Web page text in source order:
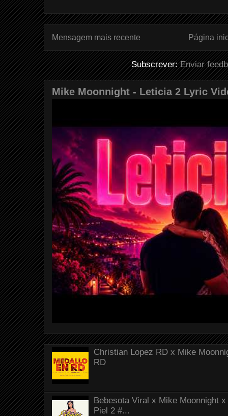
Mensagem mais recente Página
Subscrever:Enviar
Mike Moonnight - Leticia 2 Lyric
Christian Lopez RD x Mike
RD
Bebesota Viral x Mike Moonnight
Piel 2 #...